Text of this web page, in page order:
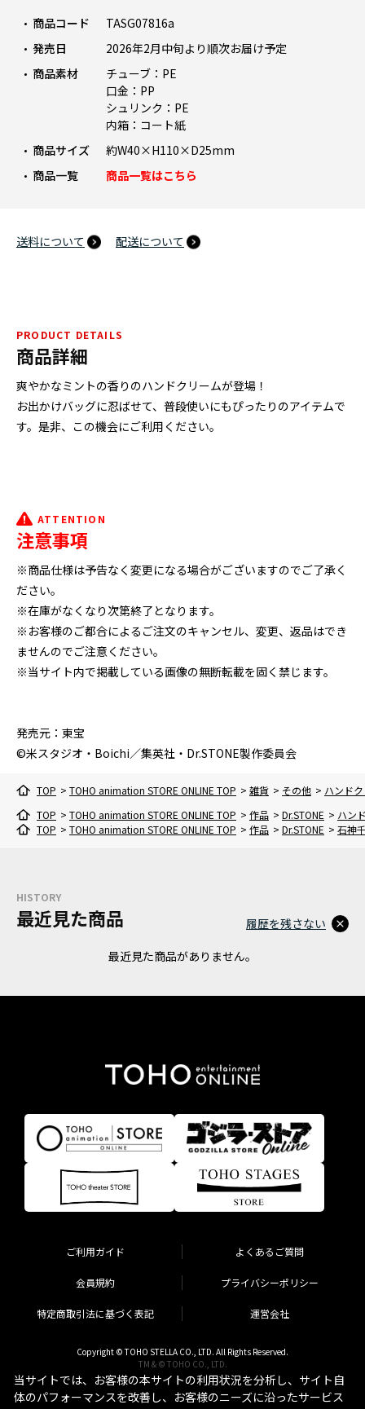
商品コード
TASG07816a
発売日
2026年2月中旬より順次お届け予定
商品素材
チューブ：PE
口金：PP
シュリンク：PE
内箱：コート紙
商品サイズ
約W40×H110×D25mm
商品一覧
商品一覧はこちら
送料について 配送について
PRODUCT DETAILS
商品詳細
爽やかなミントの香りのハンドクリームが登場！
お出かけバッグに忍ばせて、普段使いにもぴったりのアイテムで
す。是非、この機会にご利用ください。
ATTENTION
注意事項
※商品仕様は予告なく変更になる場合がございますのでご了承く
ださい。
※在庫がなくなり次第終了となります。
※お客様のご都合によるご注文のキャンセル、変更、返品はでき
ませんのでご注意ください。
※当サイト内で掲載している画像の無断転載を固く禁じます。
発売元：東宝
©米スタジオ・Boichi／集英社・Dr.STONE製作委員会
TOP > TOHO animation STORE ONLINE TOP > 雑貨 > その他 > ハンド
TOP > TOHO animation STORE ONLINE TOP > 作品 > Dr.STONE > ハン
TOP > TOHO animation STORE ONLINE TOP > 作品 > Dr.STONE > 石神
HISTORY
最近見た商品
最近見た商品がありません。
履歴を残さない
ご利用ガイド よくあるご質問
会員規約 プライバシーポリシー
特定商取引法に基づく表記 運営会社
Copyright © TOHO STELLA CO., LTD. All Rights Reserved.
TM & © TOHO CO., LTD.
当サイトでは、お客様の本サイトの利用状況を分析し、サイト自
体のパフォーマンスを改善し、お客様のニーズに沿ったサービス